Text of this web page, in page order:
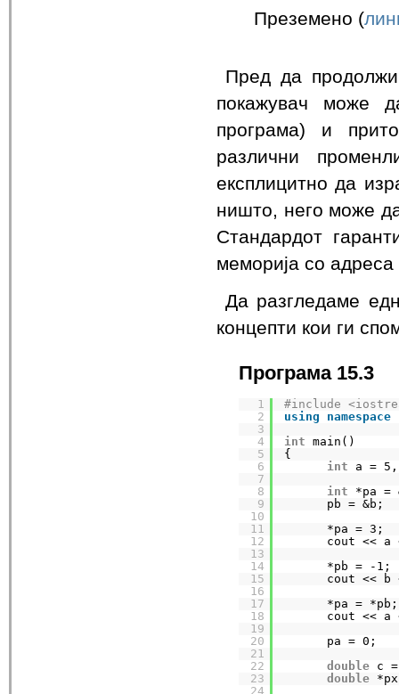
Преземено (
Пред да
покажувач може
програма) и
различни
експлицитно да
ништо, него може
Стандардот
меморија со адреса
Да разгледаме
концепти кои ги
Програма 15.3
1
2
3
4
5
6
7
8
9
10
11
12
13
14
15
16
17
18
19
20
21
22
23
24
#include
using
namespace
int main()
{
int
a =
int
*pa = 3;
cout << a
*pb = -1;
cout << b
*pa = *pb;
cout << a
pa = 0;
double c
double